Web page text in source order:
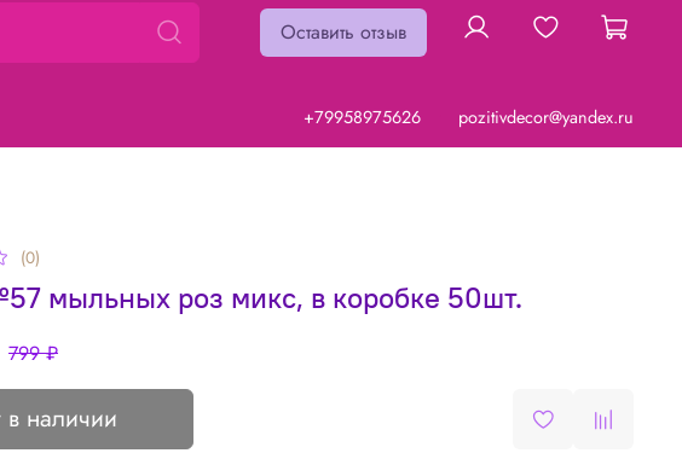
Оставить отзыв
+79958975626 pozitivdecor@yandex.ru
(0)
мыльных роз микс, в коробке 50шт.
799 ₽
в наличии